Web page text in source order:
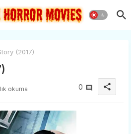
(2017)
okuma 0 share